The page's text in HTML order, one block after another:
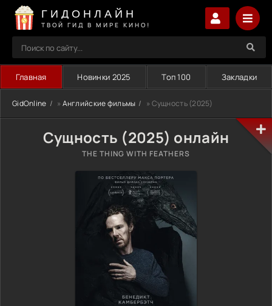
ГИДОНЛАЙН
ТВОЙ ГИД В МИРЕ КИНО!
Главная Новинки 2025 Топ 100 Закладки
GidOnline » Английские фильмы » Сущность (2025)
Сущность (2025) онлайн
THE THING WITH FEATHERS